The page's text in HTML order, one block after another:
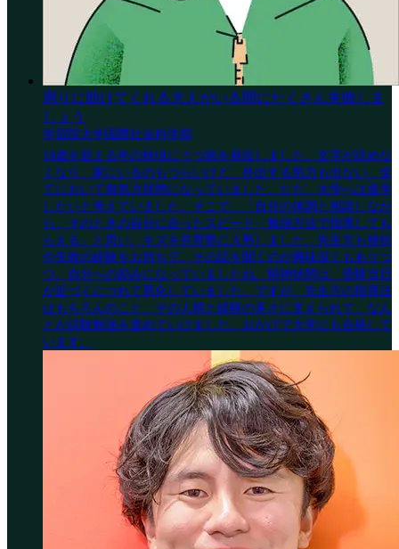
周りに助けてくれる大人がいる間にたくさん失敗しま
しょう
学習院大学国際社会科学部
18歳を迎える年の秋頃にうつ病を発症しました。文字が読めな
くなり、家にいるのもつらいけど、外出する気力も出ない。全
てにおいて無気力状態になっていました。ただ、大学へは進学
したいと考えていました。そこで、「自分の体調と相談しなが
ら、そのときの自分に合ったスピード・勉強方法で指導しても
らえる」と思い、キズキ共育塾に入塾しました。先生方も挫折
や失敗の経験をお持ちで、その話を聞くのが興味深くもありつ
つ、自分への励みになっていましたね。精神状態は、受験当日
が近づくにつれて悪化していました。ですが、先生方の指導法
はもちろんのこと、その人柄と経験の多さに支えられて、なん
とか試験勉強を進めていけました。おかげで大学にも合格して
います。